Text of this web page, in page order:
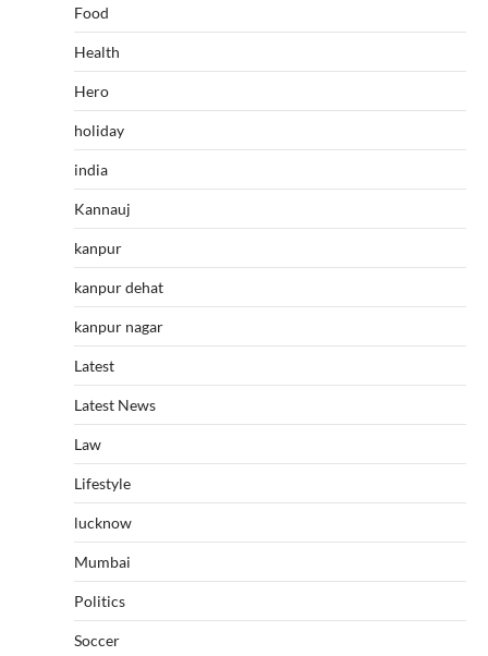
Food
Health
Hero
holiday
india
Kannauj
kanpur
kanpur dehat
kanpur nagar
Latest
Latest News
Law
Lifestyle
lucknow
Mumbai
Politics
Soccer